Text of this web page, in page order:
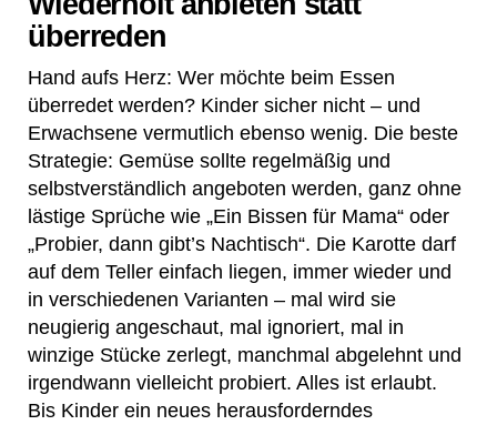
überreden
Hand aufs Herz: Wer möchte beim Essen
überredet werden? Kinder sicher nicht – und
Erwachsene vermutlich ebenso wenig. Die beste
Strategie: Gemüse sollte regelmäßig und
selbstverständlich angeboten werden, ganz ohne
lästige Sprüche wie „Ein Bissen für Mama“ oder
„Probier, dann gibt’s Nachtisch“. Die Karotte darf
auf dem Teller einfach liegen, immer wieder und
in verschiedenen Varianten – mal wird sie
neugierig angeschaut, mal ignoriert, mal in
winzige Stücke zerlegt, manchmal abgelehnt und
irgendwann vielleicht probiert. Alles ist erlaubt.
Bis Kinder ein neues herausforderndes